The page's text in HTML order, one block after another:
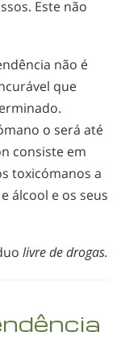
Este não
não é
que
o será até
consiste em
toxicómanos a
álcool e os seus
livre de drogas.